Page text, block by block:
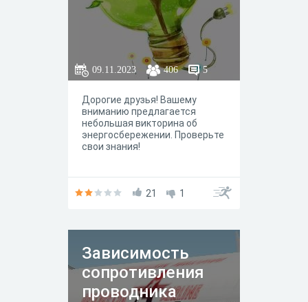
09.11.2023 406 5
Дорогие друзья! Вашему
вниманию предлагается
небольшая викторина об
энергосбережении. Проверьте
свои знания!
21 1
Зависимость
сопротивления
проводника